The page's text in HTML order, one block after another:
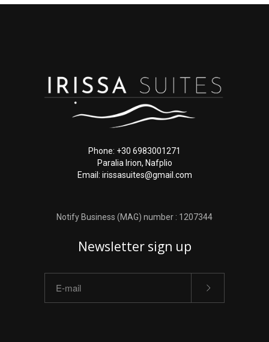
Phone: +30 6983001271
Paralia Irion, Nafplio
Email: irissasuites@gmail.com
Notify Business (MAG) number : 1207344
Newsletter sign up